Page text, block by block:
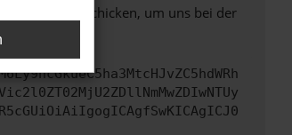
diesen Text schicken, um uns bei der